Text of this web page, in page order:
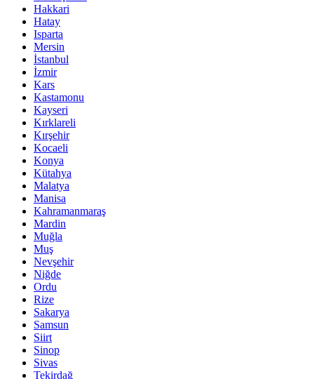
Hakkari
Hatay
Isparta
Mersin
İstanbul
İzmir
Kars
Kastamonu
Kayseri
Kırklareli
Kırşehir
Kocaeli
Konya
Kütahya
Malatya
Manisa
Kahramanmaraş
Mardin
Muğla
Muş
Nevşehir
Niğde
Ordu
Rize
Sakarya
Samsun
Siirt
Sinop
Sivas
Tekirdağ